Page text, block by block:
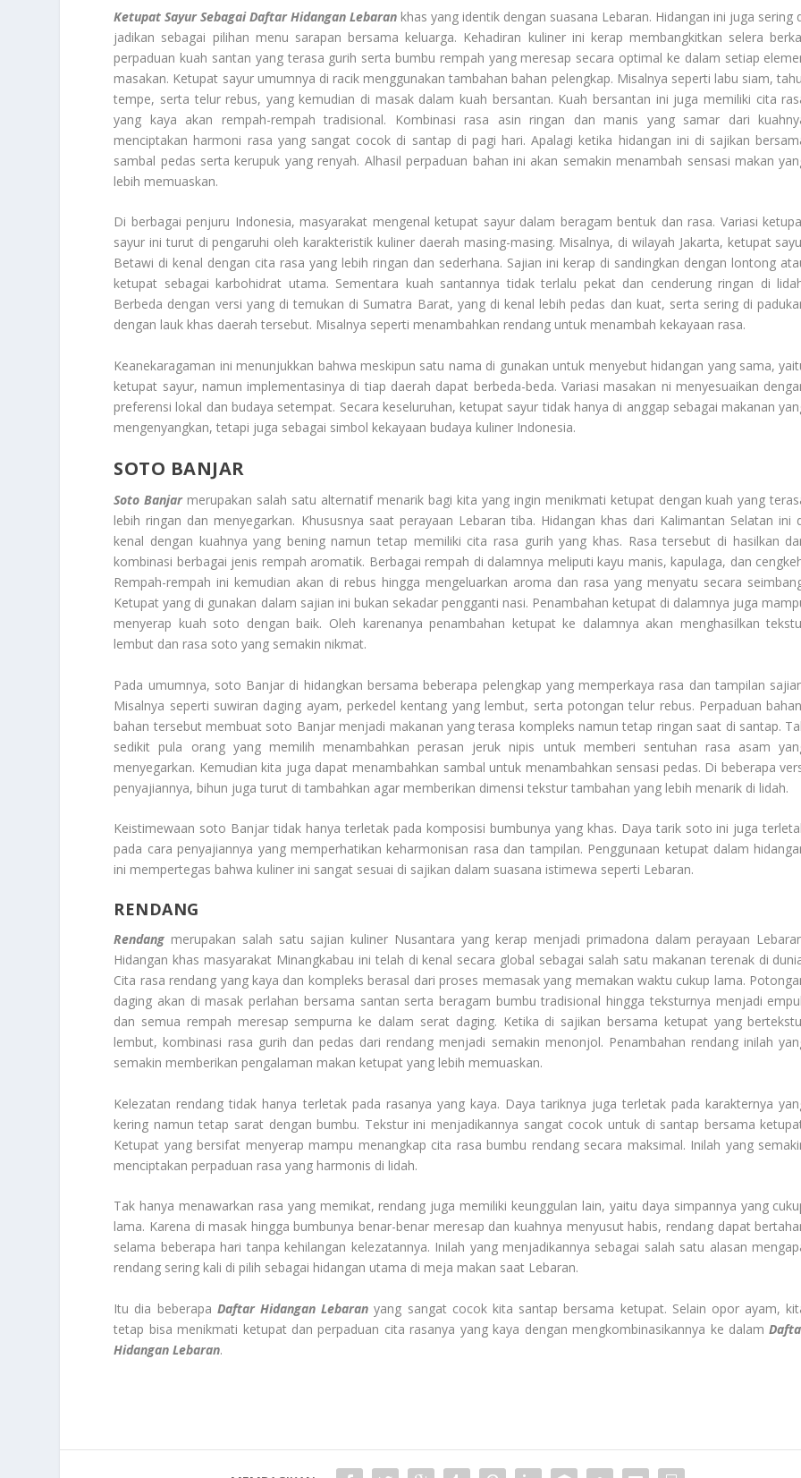
Ketupat Sayur Sebagai Daftar Hidangan Lebaran khas yang identik dengan suasana Lebaran. Hidangan ini juga sering
jadikan sebagai pilihan menu sarapan bersama keluarga. Kehadiran kuliner ini kerap membangkitkan selera
perpaduan kuah santan yang terasa gurih serta bumbu rempah yang meresap secara optimal ke dalam setiap
masakan. Ketupat sayur umumnya di racik menggunakan tambahan bahan pelengkap. Misalnya seperti labu siam,
tempe, serta telur rebus, yang kemudian di masak dalam kuah bersantan. Kuah bersantan ini juga memiliki cita
yang kaya akan rempah-rempah tradisional. Kombinasi rasa asin ringan dan manis yang samar dari
menciptakan harmoni rasa yang sangat cocok di santap di pagi hari. Apalagi ketika hidangan ini di sajikan
sambal pedas serta kerupuk yang renyah. Alhasil perpaduan bahan ini akan semakin menambah sensasi makan
lebih memuaskan.
Di berbagai penjuru Indonesia, masyarakat mengenal ketupat sayur dalam beragam bentuk dan rasa. Variasi
sayur ini turut di pengaruhi oleh karakteristik kuliner daerah masing-masing. Misalnya, di wilayah Jakarta, ketupat
Betawi di kenal dengan cita rasa yang lebih ringan dan sederhana. Sajian ini kerap di sandingkan dengan lontong
ketupat sebagai karbohidrat utama. Sementara kuah santannya tidak terlalu pekat dan cenderung ringan di
Berbeda dengan versi yang di temukan di Sumatra Barat, yang di kenal lebih pedas dan kuat, serta sering di
dengan lauk khas daerah tersebut. Misalnya seperti menambahkan rendang untuk menambah kekayaan rasa.
Keanekaragaman ini menunjukkan bahwa meskipun satu nama di gunakan untuk menyebut hidangan yang sama,
ketupat sayur, namun implementasinya di tiap daerah dapat berbeda-beda. Variasi masakan ni menyesuaikan
preferensi lokal dan budaya setempat. Secara keseluruhan, ketupat sayur tidak hanya di anggap sebagai makanan
mengenyangkan, tetapi juga sebagai simbol kekayaan budaya kuliner Indonesia.
SOTO BANJAR
Soto Banjarmerupakan salah satu alternatif menarik bagi kita yang ingin menikmati ketupat dengan kuah yang
lebih ringan dan menyegarkan. Khususnya saat perayaan Lebaran tiba. Hidangan khas dari Kalimantan Selatan ini
kenal dengan kuahnya yang bening namun tetap memiliki cita rasa gurih yang khas. Rasa tersebut di hasilkan
kombinasi berbagai jenis rempah aromatik. Berbagai rempah di dalamnya meliputi kayu manis, kapulaga, dan
Rempah-rempah ini kemudian akan di rebus hingga mengeluarkan aroma dan rasa yang menyatu secara
Ketupat yang di gunakan dalam sajian ini bukan sekadar pengganti nasi. Penambahan ketupat di dalamnya juga
menyerap kuah soto dengan baik. Oleh karenanya penambahan ketupat ke dalamnya akan menghasilkan
lembut dan rasa soto yang semakin nikmat.
Pada umumnya, soto Banjar di hidangkan bersama beberapa pelengkap yang memperkaya rasa dan tampilan
Misalnya seperti suwiran daging ayam, perkedel kentang yang lembut, serta potongan telur rebus. Perpaduan
bahan tersebut membuat soto Banjar menjadi makanan yang terasa kompleks namun tetap ringan saat di santap.
sedikit pula orang yang memilih menambahkan perasan jeruk nipis untuk memberi sentuhan rasa asam
menyegarkan. Kemudian kita juga dapat menambahkan sambal untuk menambahkan sensasi pedas. Di beberapa
penyajiannya, bihun juga turut di tambahkan agar memberikan dimensi tekstur tambahan yang lebih menarik di lidah.
Keistimewaan soto Banjar tidak hanya terletak pada komposisi bumbunya yang khas. Daya tarik soto ini juga
pada cara penyajiannya yang memperhatikan keharmonisan rasa dan tampilan. Penggunaan ketupat dalam
ini mempertegas bahwa kuliner ini sangat sesuai di sajikan dalam suasana istimewa seperti Lebaran.
RENDANG
Rendang merupakan salah satu sajian kuliner Nusantara yang kerap menjadi primadona dalam perayaan
Hidangan khas masyarakat Minangkabau ini telah di kenal secara global sebagai salah satu makanan terenak di
Cita rasa rendang yang kaya dan kompleks berasal dari proses memasak yang memakan waktu cukup lama.
daging akan di masak perlahan bersama santan serta beragam bumbu tradisional hingga teksturnya menjadi
dan semua rempah meresap sempurna ke dalam serat daging. Ketika di sajikan bersama ketupat yang
lembut, kombinasi rasa gurih dan pedas dari rendang menjadi semakin menonjol. Penambahan rendang inilah
semakin memberikan pengalaman makan ketupat yang lebih memuaskan.
Kelezatan rendang tidak hanya terletak pada rasanya yang kaya. Daya tariknya juga terletak pada karakternya
kering namun tetap sarat dengan bumbu. Tekstur ini menjadikannya sangat cocok untuk di santap bersama
Ketupat yang bersifat menyerap mampu menangkap cita rasa bumbu rendang secara maksimal. Inilah yang
menciptakan perpaduan rasa yang harmonis di lidah.
Tak hanya menawarkan rasa yang memikat, rendang juga memiliki keunggulan lain, yaitu daya simpannya yang
lama. Karena di masak hingga bumbunya benar-benar meresap dan kuahnya menyusut habis, rendang dapat
selama beberapa hari tanpa kehilangan kelezatannya. Inilah yang menjadikannya sebagai salah satu alasan
rendang sering kali di pilih sebagai hidangan utama di meja makan saat Lebaran.
Itu dia beberapa Daftar Hidangan Lebaran yang sangat cocok kita santap bersama ketupat. Selain opor ayam,
tetap bisa menikmati ketupat dan perpaduan cita rasanya yang kaya dengan mengkombinasikannya ke dalam
Hidangan Lebaran.